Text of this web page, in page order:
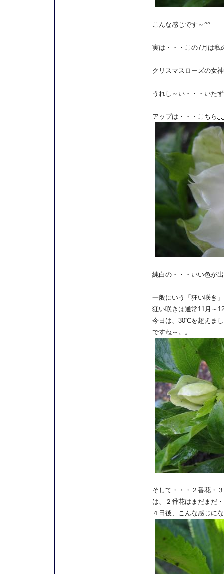
こんな感じです～^^
実は・・・この7月は私
クリスマスローズの女
うれし～い・・・いた
アップは・・・こちら
純白の・・・いい色が
一般にいう「狂い咲き
狂い咲きは通常11月～
今日は、30℃を超えま
ですね～。。
そして・・・２番花・
は、２番花はまだまだ
４日後、こんな感じに